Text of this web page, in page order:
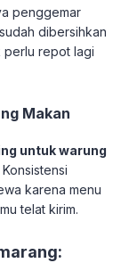
penggemar
dibersihkan
perlu repot lagi
Makan
untuk warung
karena menu
telat kirim.